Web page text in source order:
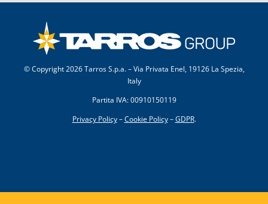
© Copyright2026 Tarros S.p.a. – Via Privata Enel, 19126 La Spezia,
Italy
Partita IVA: 00910150119
Privacy Policy–Cookie Policy–GDPR.